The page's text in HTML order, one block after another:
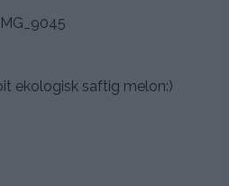
ekologisk saftig melon:)